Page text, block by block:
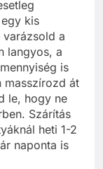
kis
a
langyos, a
is
masszírozd át
le, hogy ne
Szárítás
heti 1-2
naponta is